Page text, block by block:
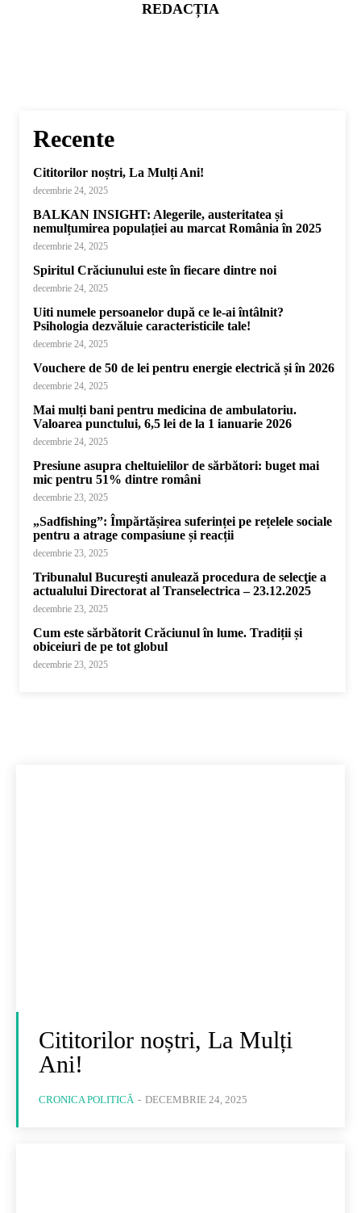
REDACȚIA
Recente
Cititorilor noștri, La Mulți Ani!
decembrie 24, 2025
BALKAN INSIGHT: Alegerile, austeritatea și
nemulțumirea populației au marcat România în 2025
decembrie 24, 2025
Spiritul Crăciunului este în fiecare dintre noi
decembrie 24, 2025
Uiti numele persoanelor după ce le-ai întâlnit?
Psihologia dezvăluie caracteristicile tale!
decembrie 24, 2025
Vouchere de 50 de lei pentru energie electrică și în 2026
decembrie 24, 2025
Mai mulți bani pentru medicina de ambulatoriu.
Valoarea punctului, 6,5 lei de la 1 ianuarie 2026
decembrie 24, 2025
Presiune asupra cheltuielilor de sărbători: buget mai
mic pentru 51% dintre români
decembrie 23, 2025
„Sadfishing”: Împărtășirea suferinței pe rețelele sociale
pentru a atrage compasiune și reacții
decembrie 23, 2025
Tribunalul Bucureşti anulează procedura de selecţie a
actualului Directorat al Transelectrica – 23.12.2025
decembrie 23, 2025
Cum este sărbătorit Crăciunul în lume. Tradiții și
obiceiuri de pe tot globul
decembrie 23, 2025
Cititorilor noștri, La Mulți
Ani!
CRONICA POLITICĂ - DECEMBRIE 24, 2025